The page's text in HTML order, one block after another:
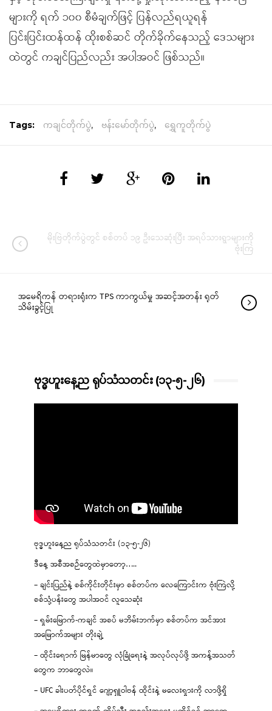
များကို ရက် ၁၀၀ စီမံချက်ဖြင့် ပြန်လည်ရယူရန်
ပြင်းပြင်းထန်ထန် ထိုးစစ်ဆင် တိုက်ခိုက်နေသည့် ဒေသများ
ထဲတွင် ကချင်ပြည်လည်း အပါအဝင် ဖြစ်သည်။
Tags: ကချင်တိုက်ပွဲ, ဗန်းမော်တိုက်ပွဲ, ရွှေကူတိုက်ပွဲ
မိုးဗြဲတိုက်ပွဲတွင် စစ်တပ် ၁၉ ဦးသေဆုံးပြီး အရပ်သားရွာများကို
ဗုံးကြဲ
အမေရိကန် တရားရုံးက TPS ကာကွယ်မှု အဆင့်အတန်း ရုတ်
သိမ်းခွင့်ပြု
ဗုဒ္ဓဟူးနေ့ည ရုပ်သံသတင်း (၁၃-၅-၂၆)
ဗုဒ္ဓဟူးနေ့ည ရုပ်သံသတင်း (၁၃-၅-၂၆)
ဒီနေ့ အစီအစဉ်တွေထဲမှာတော့…..
– ချင်းပြည်နဲ့ စစ်ကိုင်းတိုင်းမှာ စစ်တပ်က လေကြောင်းက ဗုံးကြဲလို့
စစ်သုံ့ပန်းတွေ အပါအဝင် လူသေဆုံး
– ရှမ်းမြောက်-ကချင် အစပ် မဘိမ်းဘက်မှာ စစ်တပ်က အင်အား
အမြောက်အများ တိုးချဲ့
– ထိုင်းရောက် မြန်မာတွေ လုံခြုံရေးနဲ့ အလုပ်လုပ်ဖို့ အကန့်အသတ်
တွေက ဘာတွေလဲ။
– UFC ခါးပတ်ပိုင်ရှင် ဂျော့ရှူဝါဗန် ထိုင်းနဲ့ မလေးရှားကို လာဖို့ရှိ